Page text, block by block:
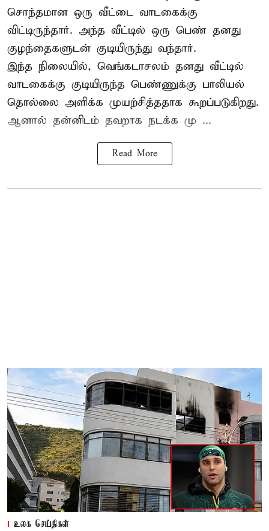
சொந்தமான ஒரு வீட்டை வாடகைக்கு
விட்டிருந்தார். அந்த வீட்டில் ஒரு பெண் தனது
குழந்தைகளுடன் குடியிருந்து வந்தார்.
இந்த நிலையில், வெங்கடாசலம் தனது வீட்டில்
வாடகைக்கு குடியிருந்த பெண்ணுக்கு பாலியல்
தொல்லை அளிக்க முயற்சித்ததாக கூறப்படுகிறது.
ஆனால் தன்னிடம் தவறாக நடக்க மு ...
Read More
உலக செய்திகள்